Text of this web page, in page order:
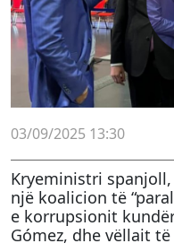
03/09/2025 13:30
Kryeministri
një koalicion të
e korrupsionit
Gómez, dhe vëllait